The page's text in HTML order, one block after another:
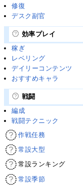
修復
デスク副官
効率プレイ
稼ぎ
レベリング
デイリーコンテンツ
おすすめキャラ
戦闘
編成
戦闘テクニック
作戦任務
常設大型
常設ランキング
常設季節